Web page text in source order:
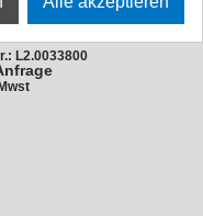
for Orbiter Control
L2.0033800